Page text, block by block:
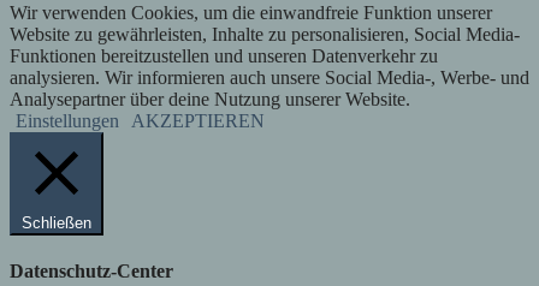
Wir verwenden Cookies, um die einwandfreie Funktion unserer
Website zu gewährleisten, Inhalte zu personalisieren, Social Media-
Funktionen bereitzustellen und unseren Datenverkehr zu
analysieren. Wir informieren auch unsere Social Media-, Werbe- und
Analysepartner über deine Nutzung unserer Website.
Einstellungen
AKZEPTIEREN
Schließen
Datenschutz-Center